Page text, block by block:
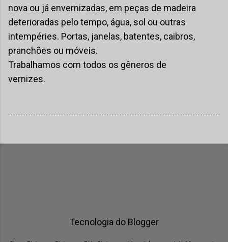
nova ou já envernizadas, em peças de madeira
deterioradas pelo tempo, água, sol ou outras
intempéries. Portas, janelas, batentes, caibros,
pranchões ou móveis.
Trabalhamos com todos os gêneros de
vernizes.
Tecnologia do Blogger